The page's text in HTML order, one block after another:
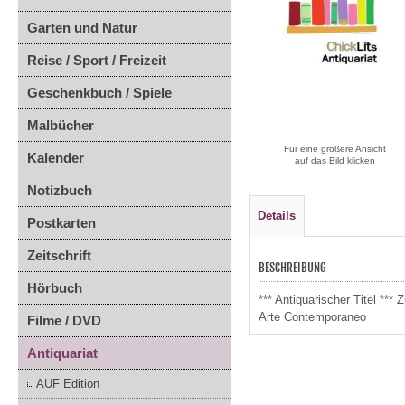
Garten und Natur
Reise / Sport / Freizeit
Geschenkbuch / Spiele
Malbücher
Kalender
Notizbuch
Postkarten
Zeitschrift
Hörbuch
Filme / DVD
Antiquariat
AUF Edition
Für eine größere Ansicht
auf das Bild klicken
Details
BESCHREIBUNG
*** Antiquarischer Titel ***
Arte Contemporaneo